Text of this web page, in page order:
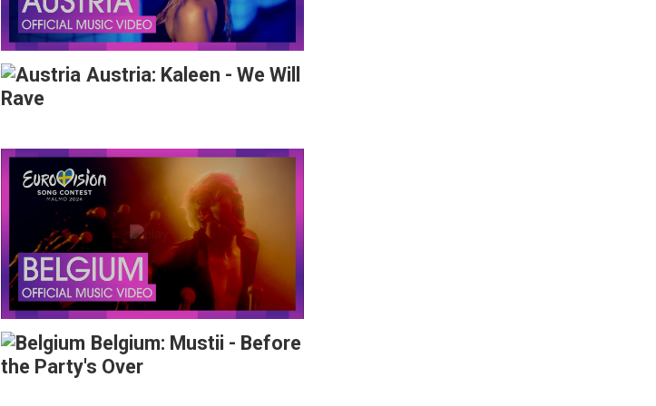
Austria: Kaleen - We Will
Rave
Belgium: Mustii - Before
the Party's Over